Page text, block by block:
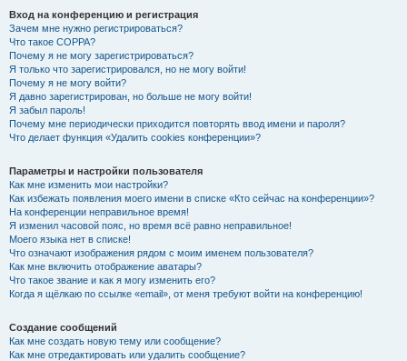
Вход на конференцию и регистрация
Зачем мне нужно регистрироваться?
Что такое COPPA?
Почему я не могу зарегистрироваться?
Я только что зарегистрировался, но не могу войти!
Почему я не могу войти?
Я давно зарегистрирован, но больше не могу войти!
Я забыл пароль!
Почему мне периодически приходится повторять ввод имени и пароля?
Что делает функция «Удалить cookies конференции»?
Параметры и настройки пользователя
Как мне изменить мои настройки?
Как избежать появления моего имени в списке «Кто сейчас на конференции»?
На конференции неправильное время!
Я изменил часовой пояс, но время всё равно неправильное!
Моего языка нет в списке!
Что означают изображения рядом с моим именем пользователя?
Как мне включить отображение аватары?
Что такое звание и как я могу изменить его?
Когда я щёлкаю по ссылке «email», от меня требуют войти на конференцию!
Создание сообщений
Как мне создать новую тему или сообщение?
Как мне отредактировать или удалить сообщение?